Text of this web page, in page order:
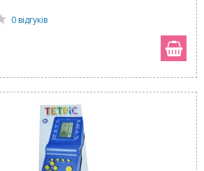
0 відгуків